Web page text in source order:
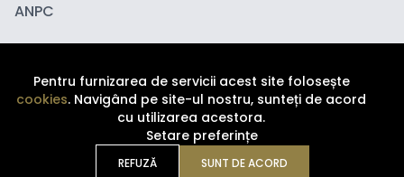
ANPC
Copyright ©2026Depozituldecosmetice.ro. Toate
drepturile sunt rezervate.
Pentru furnizarea de servicii acest site folosește
cookies. Navigând pe site-ul nostru, sunteți de acord
cu utilizarea acestora.
Setare preferințe
REFUZĂ SUNT DE ACORD